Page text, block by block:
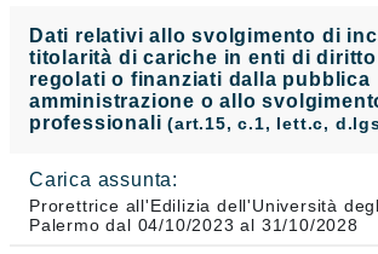
Dati relativi allo svolgimento di
titolarità di cariche in enti di
regolati o finanziati dalla pubblica
amministrazione o allo
professionali(art.15, c.1, lett.c,
Carica assunta:
Prorettrice all'Edilizia dell'Università
Palermo dal 04/10/2023 al 31/10/2028